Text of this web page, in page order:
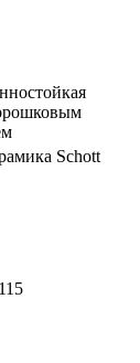
Schott